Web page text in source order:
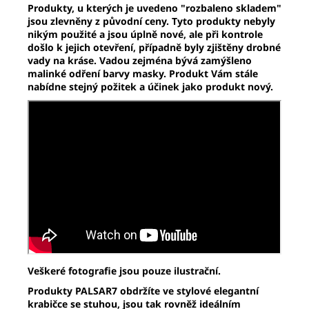
Produkty, u kterých je uvedeno "rozbaleno skladem"
jsou zlevněny z původní ceny. Tyto produkty nebyly
nikým použité a jsou úplně nové, ale při kontrole
došlo k jejich otevření, případně byly zjištěny drobné
vady na kráse. Vadou zejména bývá zamýšleno
malinké odření barvy masky. Produkt Vám stále
nabídne stejný požitek a účinek jako produkt nový.
Veškeré fotografie jsou pouze ilustrační.
Produkty PALSAR7 obdržíte ve stylové elegantní
krabičce se stuhou, jsou tak rovněž ideálním